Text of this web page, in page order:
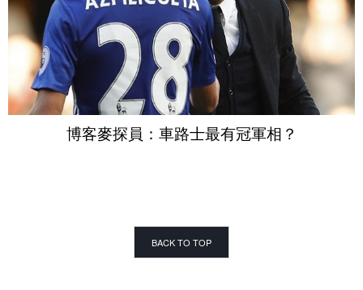
博客麥探員：車路士最有冠軍相？
BACK TO TOP